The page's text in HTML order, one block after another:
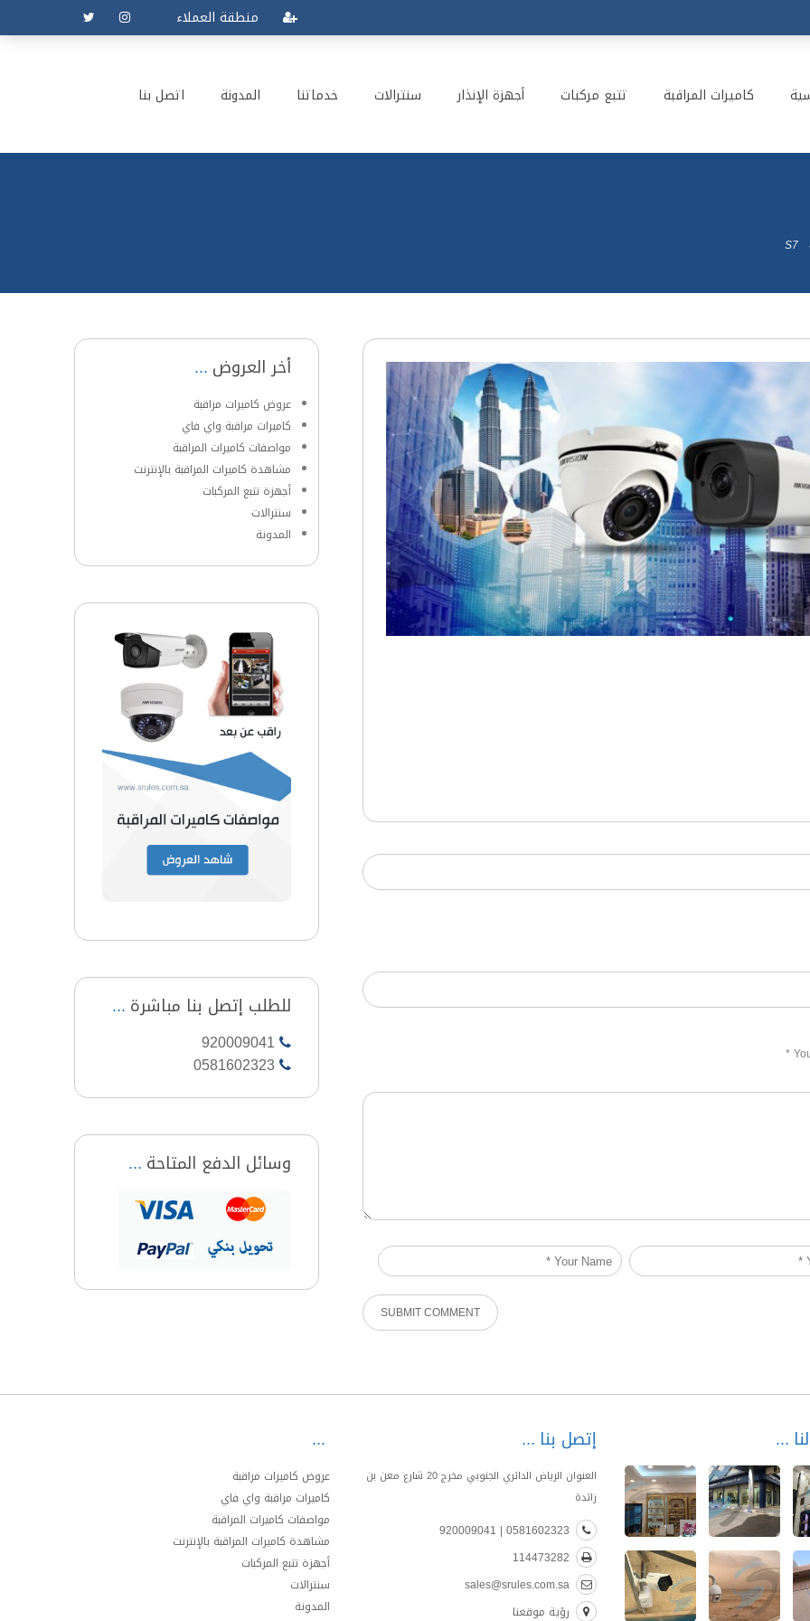
منطقة العملاء
كاميرات المراقبة تتبع مركبات أجهزة الإنذار سنترالات خدماتنا المدونة اتصل بنا
S7
*
أخر العروض
عروض كاميرات مراقبة
كاميرات مراقبة واي فاي
مواصفات كاميرات المراقبة
مشاهدة كاميرات المراقبة بالإنترنت
أجهزة تتبع المركبات
سنترالات
المدونة
للطلب إتصل بنا مباشرة
920009041
0581602323
وسائل الدفع المتاحة
إتصل بنا
العنوان الرياض الدائري الجنوبي مخرج 20 شارع معن بن
زائدة
0581602323 | 920009041
114473282
sales@srules.com.sa
رؤية موقعنا
عروض كاميرات مراقبة
كاميرات مراقبة واي فاي
مواصفات كاميرات المراقبة
مشاهدة كاميرات المراقبة بالإنترنت
أجهزة تتبع المركبات
سنترالات
المدونة